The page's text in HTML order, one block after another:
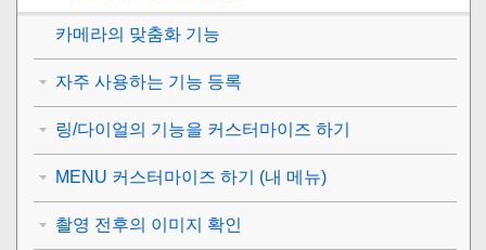
카메라의 맞춤화 기능
자주 사용하는 기능 등록
링/다이얼의 기능을 커스터마이즈 하기
MENU 커스터마이즈 하기 (내 메뉴)
촬영 전후의 이미지 확인